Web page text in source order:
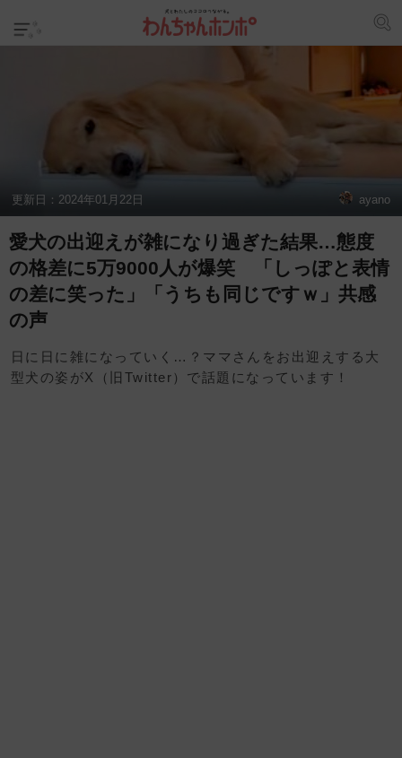
更新日： 2024年01月22日 ayano
愛犬の出迎えが雑になり過ぎた結果…態度
の格差に5万9000人が爆笑 「しっぽと表情
の差に笑った」「うちも同じですｗ」共感
の声
日に日に雑になっていく…？ママさんをお出迎えする大
型犬の姿がX（旧Twitter）で話題になっています！